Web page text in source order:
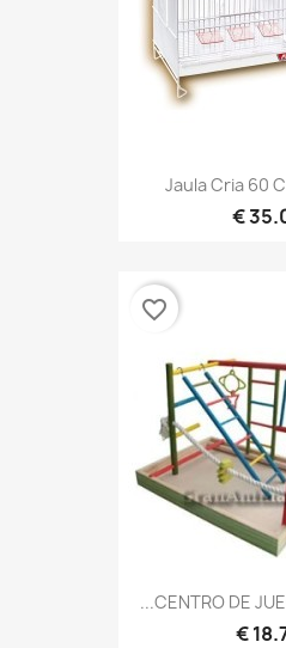
Jaula Cria 60
CENTRO DE
favorite_border